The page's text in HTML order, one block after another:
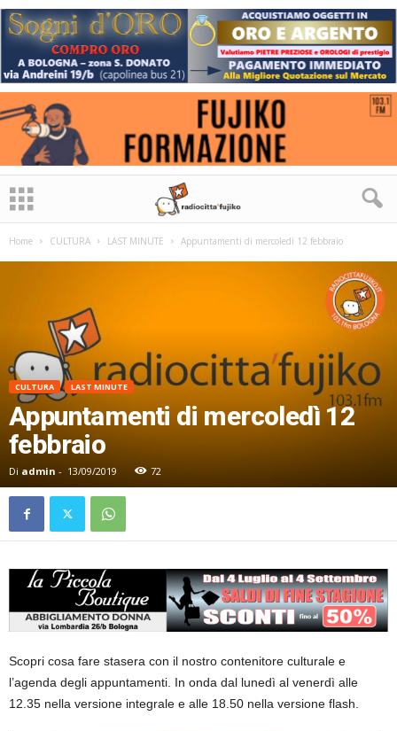
Home CULTURA LAST MINUTE Appuntamenti di mercoledì 12 febbraio
CULTURA LAST MINUTE
Appuntamenti di mercoledì 12
febbraio
Di admin - 13/09/2019 72
Scopri cosa fare stasera con il nostro contenitore culturale e
l’agenda degli appuntamenti. In onda dal lunedì al venerdì alle
12.35 nella versione integrale e alle 18.50 nella versione flash.